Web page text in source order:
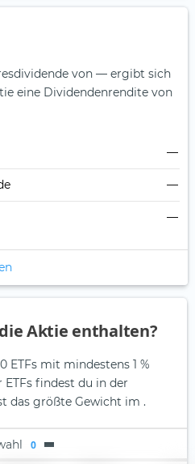
von — ergibt sich
eine Dividendenrendite von
—
—
—
Aktie enthalten?
ETFs mit mindestens 1 %
ETFs findest du in der
das größte Gewicht im .
0